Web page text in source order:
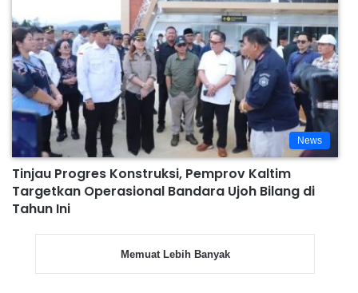
News
Tinjau Progres Konstruksi, Pemprov Kaltim
Targetkan Operasional Bandara Ujoh Bilang di
Tahun Ini
Memuat Lebih Banyak